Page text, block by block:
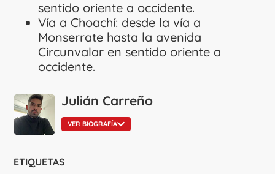
sentido oriente a occidente.
Vía a Choachí: desde la vía a
Monserrate hasta la avenida
Circunvalar en sentido oriente a
occidente.
Julián Carreño
VER BIOGRAFÍA
ETIQUETAS